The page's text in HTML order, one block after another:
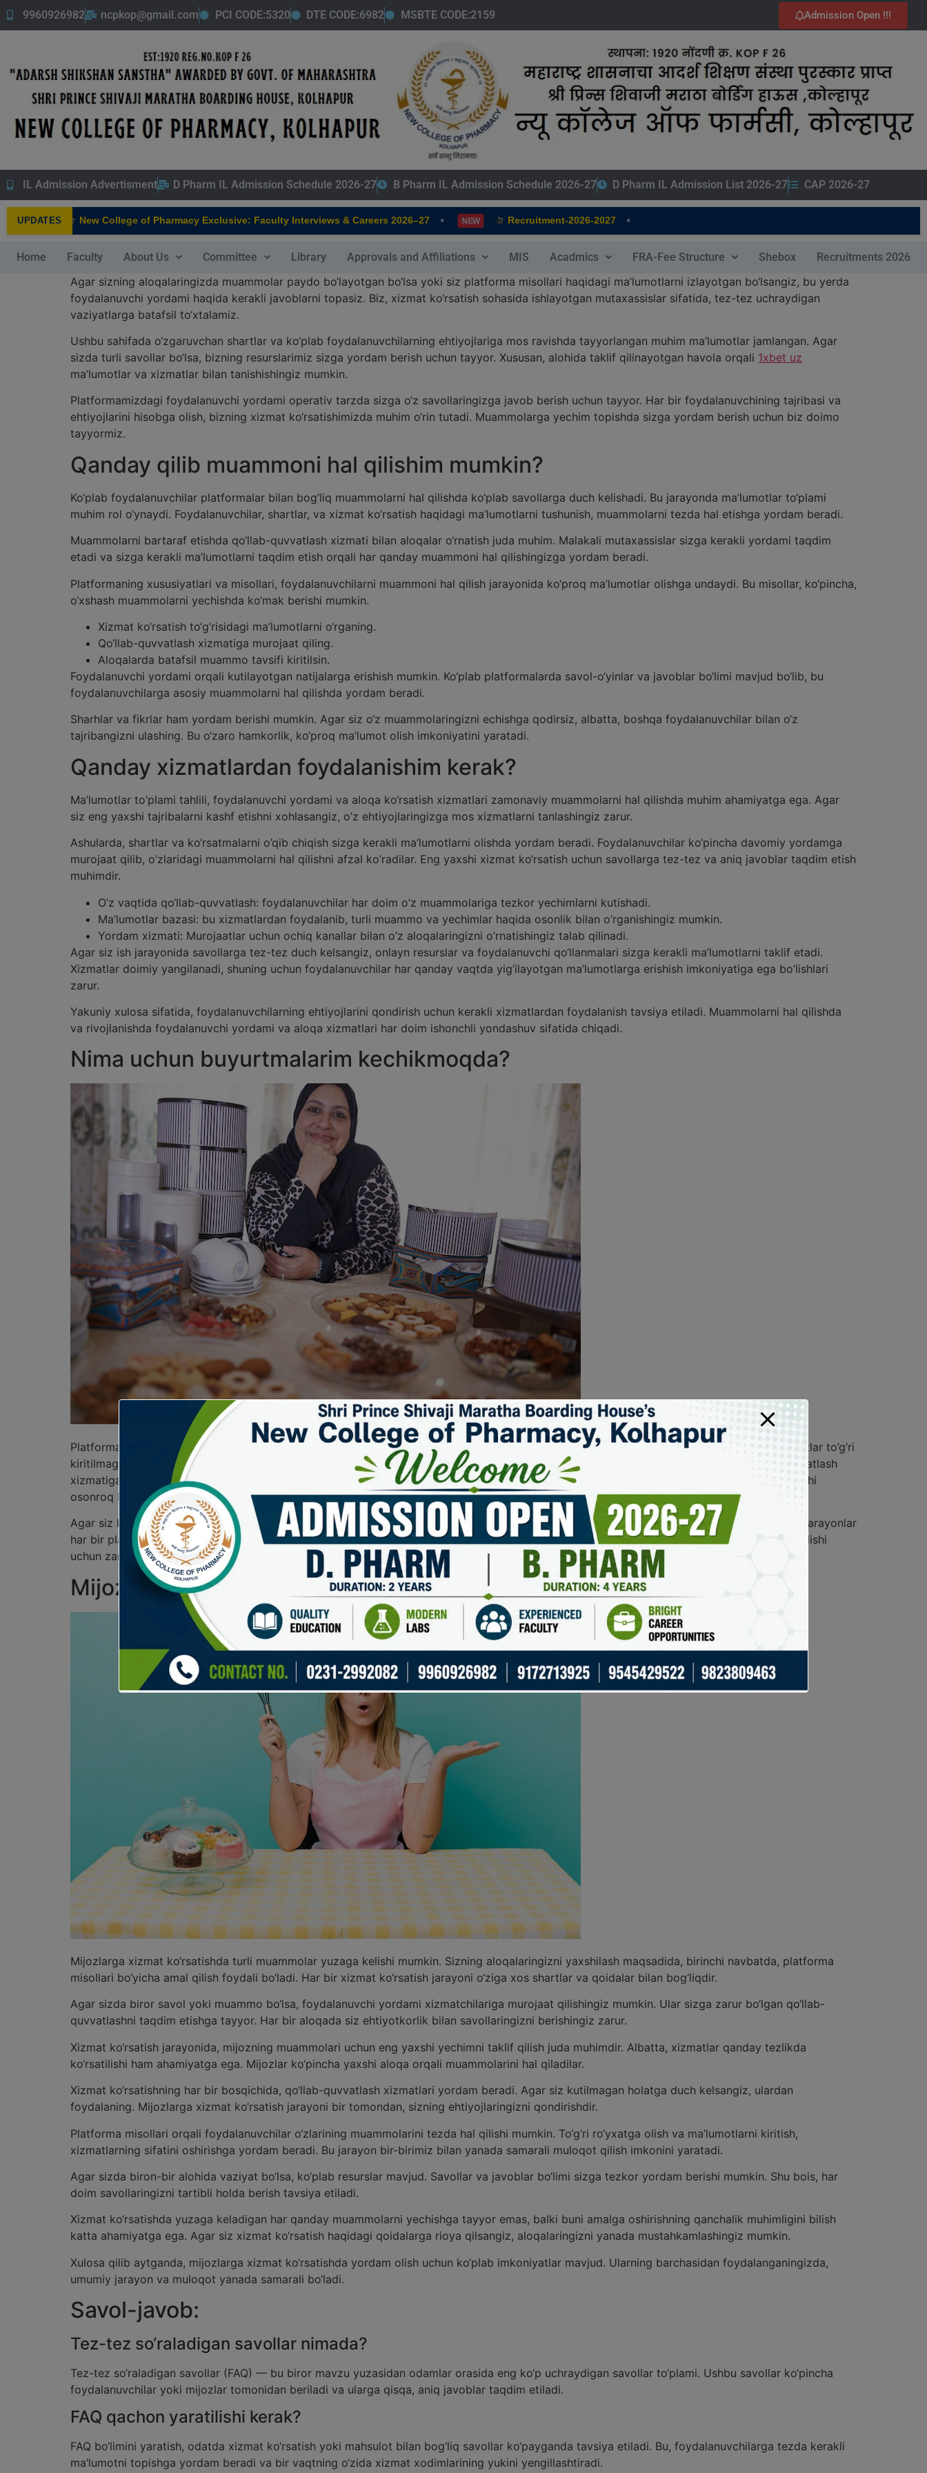
9960926982 ncpkop@gmail.com PCI CODE:5320 DTE CODE:6982 MSBTE CODE:2159 Admission Open !!!
IL Admission Advertisment D Pharm IL Admission Schedule 2026-27 B Pharm IL Admission Schedule 2026-27 D Pharm IL Admission List 2026-27 CAP 2026-27
UPDATES
NEW New College of Pharmacy Exclusive: Faculty Interviews & Careers 2026–27 • NEW Recruitment-2026-2027 •
Home Faculty About Us Committee Library Approvals and Affiliations MIS Acadmics FRA-Fee Structure Shebox Recruitments 2026
Agar sizning aloqalaringizda muammolar paydo bo‘layotgan bo‘lsa yoki siz platforma misollari haqidagi ma’lumotlarni izlayotgan bo‘lsangiz, bu yerda
foydalanuvchi yordami haqida kerakli javoblarni topasiz. Biz, xizmat ko‘rsatish sohasida ishlayotgan mutaxassislar sifatida, tez-tez uchraydigan
vaziyatlarga batafsil to‘xtalamiz.
Ushbu sahifada o‘zgaruvchan shartlar va ko‘plab foydalanuvchilarning ehtiyojlariga mos ravishda tayyorlangan muhim ma’lumotlar jamlangan. Agar
sizda turli savollar bo‘lsa, bizning resurslarimiz sizga yordam berish uchun tayyor. Xususan, alohida taklif qilinayotgan havola orqali 1xbet uz
ma’lumotlar va xizmatlar bilan tanishishingiz mumkin.
Platformamizdagi foydalanuvchi yordami operativ tarzda sizga o‘z savollaringizga javob berish uchun tayyor. Har bir foydalanuvchining tajribasi va
ehtiyojlarini hisobga olish, bizning xizmat ko‘rsatishimizda muhim o‘rin tutadi. Muammolarga yechim topishda sizga yordam berish uchun biz doimo
tayyormiz.
Qanday qilib muammoni hal qilishim mumkin?
Ko‘plab foydalanuvchilar platformalar bilan bog‘liq muammolarni hal qilishda ko‘plab savollarga duch kelishadi. Bu jarayonda ma’lumotlar to‘plami
muhim rol o‘ynaydi. Foydalanuvchilar, shartlar, va xizmat ko‘rsatish haqidagi ma’lumotlarni tushunish, muammolarni tezda hal etishga yordam beradi.
Muammolarni bartaraf etishda qo‘llab-quvvatlash xizmati bilan aloqalar o‘rnatish juda muhim. Malakali mutaxassislar sizga kerakli yordami taqdim
etadi va sizga kerakli ma’lumotlarni taqdim etish orqali har qanday muammoni hal qilishingizga yordam beradi.
Platformaning xususiyatlari va misollari, foydalanuvchilarni muammoni hal qilish jarayonida ko‘proq ma’lumotlar olishga undaydi. Bu misollar, ko‘pincha,
o‘xshash muammolarni yechishda ko‘mak berishi mumkin.
Xizmat ko‘rsatish to‘g‘risidagi ma’lumotlarni o‘rganing.
Qo‘llab-quvvatlash xizmatiga murojaat qiling.
Aloqalarda batafsil muammo tavsifi kiritilsin.
Foydalanuvchi yordami orqali kutilayotgan natijalarga erishish mumkin. Ko‘plab platformalarda savol-o‘yinlar va javoblar bo‘limi mavjud bo‘lib, bu
foydalanuvchilarga asosiy muammolarni hal qilishda yordam beradi.
Sharhlar va fikrlar ham yordam berishi mumkin. Agar siz o‘z muammolaringizni echishga qodirsiz, albatta, boshqa foydalanuvchilar bilan o‘z
tajribangizni ulashing. Bu o‘zaro hamkorlik, ko‘proq ma’lumot olish imkoniyatini yaratadi.
Qanday xizmatlardan foydalanishim kerak?
Ma’lumotlar to’plami tahlili, foydalanuvchi yordami va aloqa ko‘rsatish xizmatlari zamonaviy muammolarni hal qilishda muhim ahamiyatga ega. Agar
siz eng yaxshi tajribalarni kashf etishni xohlasangiz, o’z ehtiyojlaringizga mos xizmatlarni tanlashingiz zarur.
Ashularda, shartlar va ko‘rsatmalarni o’qib chiqish sizga kerakli ma’lumotlarni olishda yordam beradi. Foydalanuvchilar ko‘pincha davomiy yordamga
murojaat qilib, o’zlaridagi muammolarni hal qilishni afzal ko’radilar. Eng yaxshi xizmat ko‘rsatish uchun savollarga tez-tez va aniq javoblar taqdim etish
muhimdir.
O’z vaqtida qo‘llab-quvvatlash: foydalanuvchilar har doim o’z muammolariga tezkor yechimlarni kutishadi.
Ma’lumotlar bazasi: bu xizmatlardan foydalanib, turli muammo va yechimlar haqida osonlik bilan o’rganishingiz mumkin.
Yordam xizmati: Murojaatlar uchun ochiq kanallar bilan o’z aloqalaringizni o’rnatishingiz talab qilinadi.
Agar siz ish jarayonida savollarga tez-tez duch kelsangiz, onlayn resurslar va foydalanuvchi qo‘llanmalari sizga kerakli ma’lumotlarni taklif etadi.
Xizmatlar doimiy yangilanadi, shuning uchun foydalanuvchilar har qanday vaqtda yig’ilayotgan ma’lumotlarga erishish imkoniyatiga ega bo’lishlari
zarur.
Yakuniy xulosa sifatida, foydalanuvchilarning ehtiyojlarini qondirish uchun kerakli xizmatlardan foydalanish tavsiya etiladi. Muammolarni hal qilishda
va rivojlanishda foydalanuvchi yordami va aloqa xizmatlari har doim ishonchli yondashuv sifatida chiqadi.
Nima uchun buyurtmalarim kechikmoqda?
Platforma misollari ko‘rib chiqilganda, foydalanuvchilar buyurtmalarni olish jarayonida turli muammolarga duch kelishi mumkin. Agar ma’lumotlar to’g’ri
kiritilmagan yoki shartlar bajarilmagan bo’lsa, xizmat ko‘rsatish jarayoni kechikishi mumkin. Har bir foydalanuvchi aloqalar orqali qo‘llab-quvvatlash
xizmatiga murojaat qilib, o’zining yuklab olish muddatini aniqlashtirishi kerak. Bunday vaziyatda yordam so‘rasa, ko’plab muammolar hal etilishi
osonroq bo’ladi.
Agar siz buyurtmangizni kutayotgan bo’lsangiz, xizmat ko‘rsatish shartlarini diqqat bilan ko’rib chiqishingiz muhim. Qonuniy talablar va ichki jarayonlar
har bir platforma uchun har xil bo’lishi mumkin. Foydalanuvchi yordami orqali mavjud muammolarni hal qilish, buyurtmalarning samarali bajarilishi
uchun zarurdir. E’tibor bering, har bir buyurtma o’z vaqtida yetkazilishi uchun tashkilotlarning ish faoliyatiga bog’liqdir.
Mijozlarga xizmat ko‘rsatishda qanday yordam olsam bo‘ladi?
Mijozlarga xizmat ko‘rsatishda turli muammolar yuzaga kelishi mumkin. Sizning aloqalaringizni yaxshilash maqsadida, birinchi navbatda, platforma
misollari bo‘yicha amal qilish foydali bo‘ladi. Har bir xizmat ko‘rsatish jarayoni o‘ziga xos shartlar va qoidalar bilan bog‘liqdir.
Agar sizda biror savol yoki muammo bo‘lsa, foydalanuvchi yordami xizmatchilariga murojaat qilishingiz mumkin. Ular sizga zarur bo‘lgan qo‘llab-
quvvatlashni taqdim etishga tayyor. Har bir aloqada siz ehtiyotkorlik bilan savollaringizni berishingiz zarur.
Xizmat ko‘rsatish jarayonida, mijozning muammolari uchun eng yaxshi yechimni taklif qilish juda muhimdir. Albatta, xizmatlar qanday tezlikda
ko‘rsatilishi ham ahamiyatga ega. Mijozlar ko‘pincha yaxshi aloqa orqali muammolarini hal qiladilar.
Xizmat ko‘rsatishning har bir bosqichida, qo‘llab-quvvatlash xizmatlari yordam beradi. Agar siz kutilmagan holatga duch kelsangiz, ulardan
foydalaning. Mijozlarga xizmat ko‘rsatish jarayoni bir tomondan, sizning ehtiyojlaringizni qondirishdir.
Platforma misollari orqali foydalanuvchilar o‘zlarining muammolarini tezda hal qilishi mumkin. To‘g‘ri ro‘yxatga olish va ma’lumotlarni kiritish,
xizmatlarning sifatini oshirishga yordam beradi. Bu jarayon bir-birimiz bilan yanada samarali muloqot qilish imkonini yaratadi.
Agar sizda biron-bir alohida vaziyat bo‘lsa, ko‘plab resurslar mavjud. Savollar va javoblar bo‘limi sizga tezkor yordam berishi mumkin. Shu bois, har
doim savollaringizni tartibli holda berish tavsiya etiladi.
Xizmat ko‘rsatishda yuzaga keladigan har qanday muammolarni yechishga tayyor emas, balki buni amalga oshirishning qanchalik muhimligini bilish
katta ahamiyatga ega. Agar siz xizmat ko‘rsatish haqidagi qoidalarga rioya qilsangiz, aloqalaringizni yanada mustahkamlashingiz mumkin.
Xulosa qilib aytganda, mijozlarga xizmat ko‘rsatishda yordam olish uchun ko‘plab imkoniyatlar mavjud. Ularning barchasidan foydalanganingizda,
umumiy jarayon va muloqot yanada samarali bo‘ladi.
Savol-javob:
Tez-tez so‘raladigan savollar nimada?
Tez-tez so‘raladigan savollar (FAQ) — bu biror mavzu yuzasidan odamlar orasida eng ko‘p uchraydigan savollar to‘plami. Ushbu savollar ko‘pincha
foydalanuvchilar yoki mijozlar tomonidan beriladi va ularga qisqa, aniq javoblar taqdim etiladi.
FAQ qachon yaratilishi kerak?
FAQ bo‘limini yaratish, odatda xizmat ko‘rsatish yoki mahsulot bilan bog‘liq savollar ko‘payganda tavsiya etiladi. Bu, foydalanuvchilarga tezda kerakli
ma’lumotni topishga yordam beradi va bir vaqtning o‘zida xizmat xodimlarining yukini yengillashtiradi.